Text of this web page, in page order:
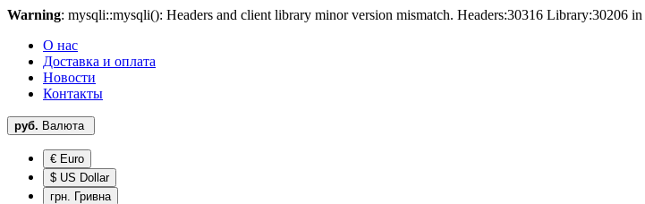
Warning: mysqli::mysqli(): Headers and client library minor version mismatch. Headers:30316 Library:30206 in
О нас
Доставка и оплата
Новости
Контакты
руб. Валюта
€ Euro
$ US Dollar
грн. Гривна